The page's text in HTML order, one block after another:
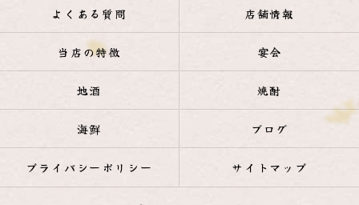
よくある質問 店舗情報
当店の特徴 宴会
地酒 焼酎
海鮮 ブログ
プライバシーポリシー サイトマップ